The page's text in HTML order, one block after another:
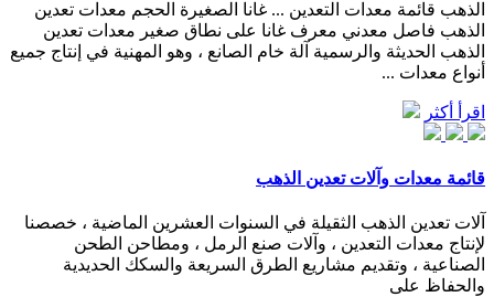
الذهب قائمة معدات التعدين ... غانا الصغيرة الحجم معدات تعدين
الذهب فاصل معدني معرف غانا على نطاق صغير معدات تعدين
الذهب الحديثة والرسمية آلة خام الصانع ، وهو المهنية في إنتاج جميع
أنواع معدات ...
اقرأ أكثر
قائمة معدات وآلات تعدين الذهب
آلات تعدين الذهب الثقيلة في السنوات العشرين الماضية ، خصصنا
لإنتاج معدات التعدين ، وآلات صنع الرمل ، ومطاحن الطحن
الصناعية ، وتقديم مشاريع الطرق السريعة والسكك الحديدية
والحفاظ على